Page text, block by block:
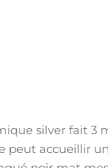
silver fait
peut accueillir